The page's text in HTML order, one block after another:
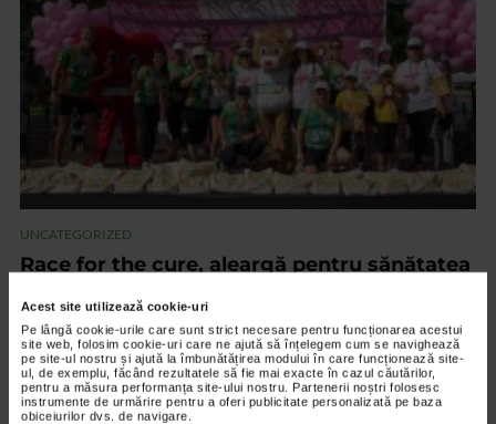
Acest site utilizează cookie-uri
Pe lângă cookie-urile care sunt strict necesare pentru funcționarea acestui
site web, folosim cookie-uri care ne ajută să înțelegem cum se navighează
pe site-ul nostru și ajută la îmbunătățirea modului în care funcționează site-
ul, de exemplu, făcând rezultatele să fie mai exacte în cazul căutărilor,
pentru a măsura performanța site-ului nostru. Partenerii noștri folosesc
instrumente de urmărire pentru a oferi publicitate personalizată pe baza
obiceiurilor dvs. de navigare.
UNCATEGORIZED
Race for the cure, aleargă pentru sănătatea
VIDEO